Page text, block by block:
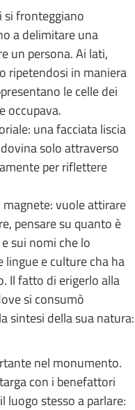
si fronteggiano
a delimitare una
un persona. Ai lati,
ripetendosi in maniera
le celle dei
occupava.
una facciata liscia
solo attraverso
per riflettere
vuole attirare
pensare su quanto è
sui nomi che lo
e culture cha ha
Il fatto di erigerlo alla
si consumò
sintesi della sua natura:
nel monumento.
con i benefattori
luogo stesso a parlare: